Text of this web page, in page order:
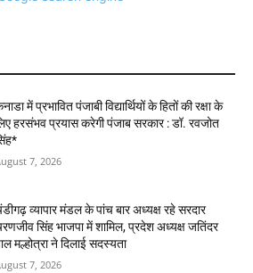
में प्रभावित पंजाबी विद्यार्थियों के हितों की रक्षा के
हरसंभव प्रयास करेगी पंजाब सरकार : डॉ. रवजोत
7, 2026
व्यापार मंडल के पांच बार अध्यक्ष रहे सरदार
सिंह भाजपा में शामिल, प्रदेश अध्यक्ष जतिंदर
मल्होत्रा ने दिलाई सदस्यता
7, 2026